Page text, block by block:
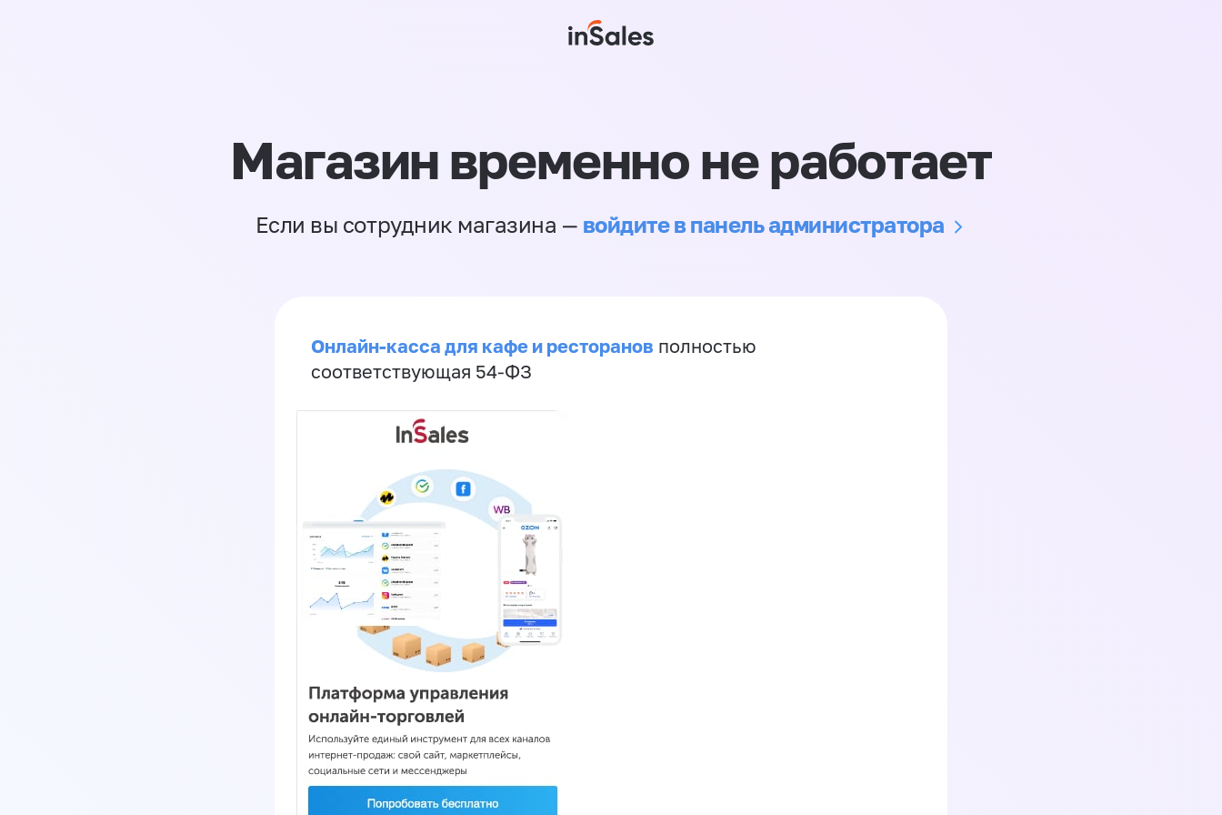
Магазин временно не работает
Если вы сотрудник магазина — войдите в панель администратора
Онлайн-касса для кафе и ресторанов полностью
соответствующая 54-ФЗ